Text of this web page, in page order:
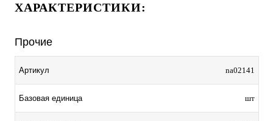
ХАРАКТЕРИСТИКИ:
Прочие
Артикул na02141
Базовая единица шт